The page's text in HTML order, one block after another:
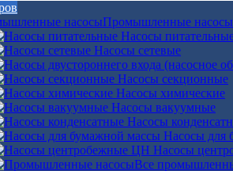
Промышленные насосы
Насосы
Насосы сетевые
Насосы секционные
Насосы химические
Насосы вакуумные
Насосы
Насосы для
Насосы
Все